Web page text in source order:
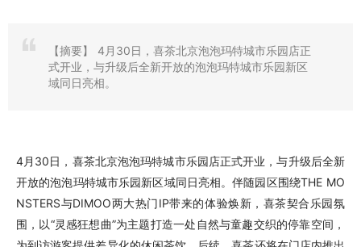
【摘要】
4月30日，喜茶北京泡泡玛特城市乐园店正
式开业，与升级后全新开放的泡泡玛特城市乐园新区
域同日亮相。
4月30日，喜茶北京泡泡玛特城市乐园店正式开业，与升级后全新
开放的泡泡玛特城市乐园新区域同日亮相。伴随园区围绕THE MO
NSTERS与DIMOO两大热门IP带来的体验焕新，喜茶契合乐园氛
围，以“灵感狂想曲”为主题打造一处自然与童趣交织的停靠空间，